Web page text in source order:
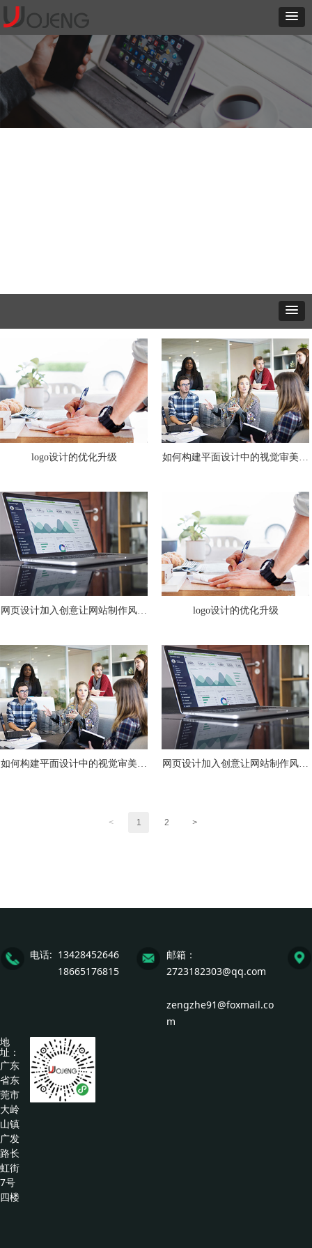
logo设计的优化升级 如何构建平面设计中的视觉审美元
网页设计加入创意让网站制作风格 logo设计的优化升级
如何构建平面设计中的视觉审美元 网页设计加入创意让网站制作风格
< 1 2 >
电话: 13428452646
18665176815
邮箱：
2723182303@qq.com
zengzhe91@foxmail.co
m
地
址：
广东
省东
莞市
大岭
山镇
广发
路长
虹街
7号
四楼